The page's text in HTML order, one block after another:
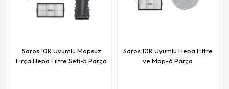
Saros 10R Uyumlu Mopsuz
Fırça Hepa Filtre Seti-5 Parça
Saros 10R Uyumlu Hepa Filtre
ve Mop-6 Parça